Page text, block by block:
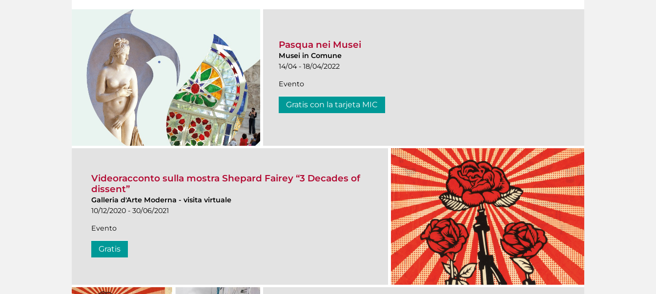
Pasqua nei Musei
Musei in Comune
14/04 - 18/04/2022
Evento
Gratis con la tarjeta MIC
Videoracconto sulla mostra Shepard Fairey “3 Decades of
dissent”
Galleria d'Arte Moderna - visita virtuale
10/12/2020 - 30/06/2021
Evento
Gratis